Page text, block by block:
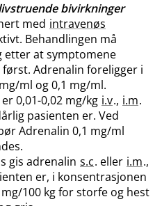
bivirkninger
med intravenøs
Behandlingen må
etter at symptomene
Adrenalin foreligger i
ml og 0,1 mg​/​ml.
0,01-0,02 mg/kg i.v., i.m.
pasienten er. Ved
Adrenalin 0,1 mg/ml
gis adrenalin s.c. eller i.m.,
er, i konsentrasjonen
100 kg for storfe og hest